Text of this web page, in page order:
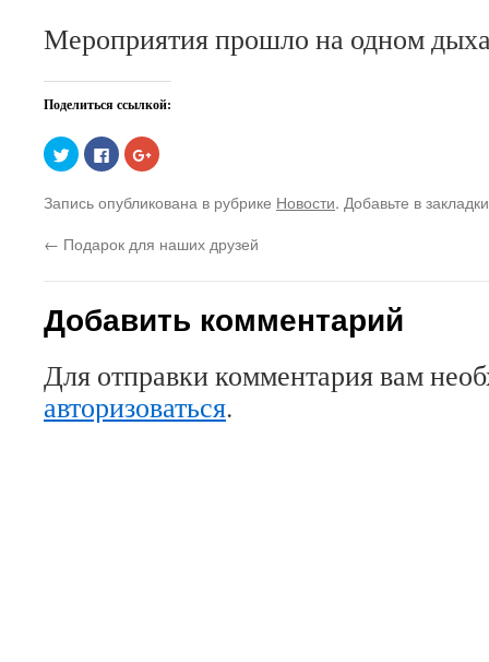
Мероприятия прошло на одном
Поделиться ссылкой:
Нажмите,
чтобы
поделиться
Twitter
(Открывается
новом
окне)
Нажмите
здесь,
чтобы
контентом
на
(Открывается
в
окне)
Нажмите,
чтобы
Google+
(Открывается
новом
окне)
Запись опубликована в рубрике Новости. Добавьте в
← Подарок для наших друзей
Добавить комментарий
Для отправки комментария вам
авторизоваться.